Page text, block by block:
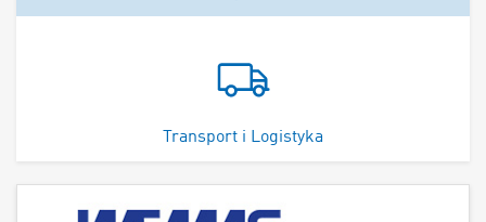
Transport i Logistyka